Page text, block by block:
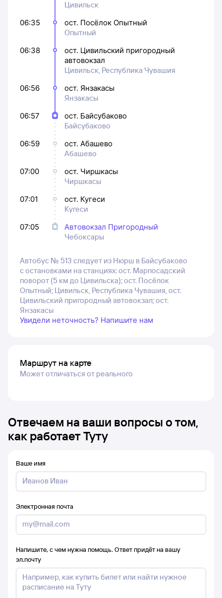
Цивильск
06:35
ост. Посёлок Опытный
Опытный
06:38
ост. Цивильский пригородный
автовокзал
Цивильск, Республика Чувашия
06:56
ост. Янзакасы
Янзакасы
06:57
ост. Байсубаково
Байсубаково
06:59
ост. Абашево
Абашево
07:00
ост. Чиршкасы
Чиршкасы
07:01
ост. Кугеси
Кугеси
07:05
Автовокзал Пригородный
Чебоксары
Автобус № 513 следует из Нюрш в Байсубаково
с остановками на станциях: ост. Марпосадский
поворот (5 км до Цивильска); ост. Посёлок
Опытный; Цивильск, Республика Чувашия, ост.
Цивильский пригородный автовокзал; ост.
Янзакасы
Увидели неточность? Напишите нам
Маршрут на карте
Может отличаться от реального
Отвечаем на ваши вопросы о том,
как работает Туту
Ваше имя
Электронная почта
Напишите, с чем нужна помощь. Ответ придёт на вашу
эл.почту